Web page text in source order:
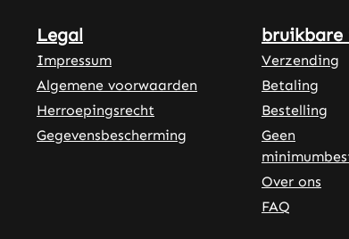
Legal
Impressum
Algemene voorwaarden
Herroepingsrecht
Gegevensbescherming
Verzending
Betaling
Bestelling
Geen
Over ons
FAQ